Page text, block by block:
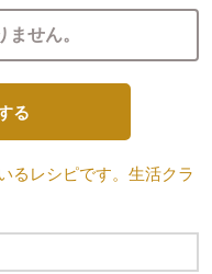
せん。
る
るレシピです。生活クラ
きます。